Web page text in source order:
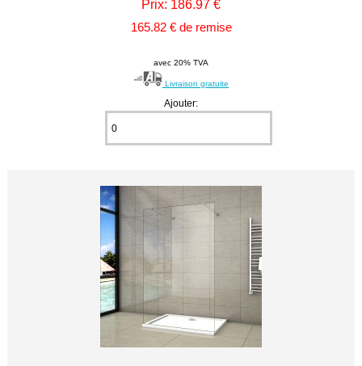
Prix: 186.97 €
165.82 € de remise
avec 20% TVA
Livraison gratuite
Ajouter: